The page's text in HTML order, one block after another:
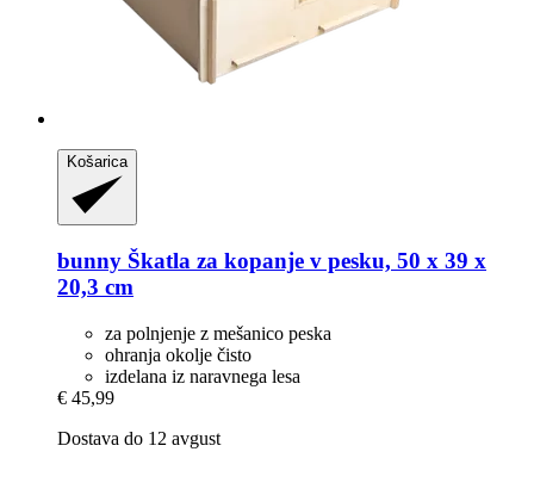
Košarica
bunny Škatla za kopanje v pesku, 50 x 39 x
20,3 cm
za polnjenje z mešanico peska
ohranja okolje čisto
izdelana iz naravnega lesa
€ 45,99
Dostava do 12 avgust